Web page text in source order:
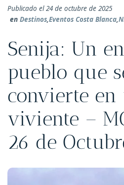
Publicado el 24 de octubre de 2025
en Destinos,Eventos Costa Blanca,
Senija: Un
pueblo que
convierte en
viviente –
26 de